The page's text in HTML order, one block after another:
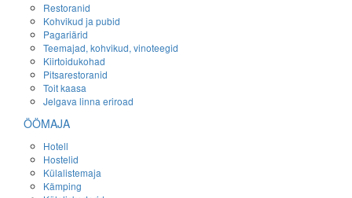
Restoranid
Kohvikud ja pubid
Pagariärid
Teemajad, kohvikud, vinoteegid
Kiirtoidukohad
Pitsarestoranid
Toit kaasa
Jelgava linna eriroad
ÖÖMAJA
Hotell
Hostelid
Külalistemaja
Kämping